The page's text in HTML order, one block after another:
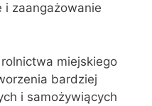
i zaangażowanie
miejskiego
bardziej
i samożywiących